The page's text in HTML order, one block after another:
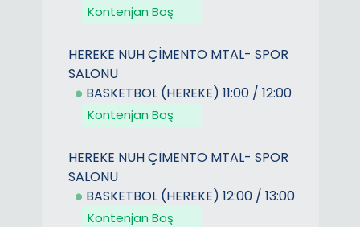
Kontenjan Boş
HEREKE NUH ÇİMENTO MTAL- SPOR
SALONU
BASKETBOL (HEREKE) 11:00 / 12:00
Kontenjan Boş
HEREKE NUH ÇİMENTO MTAL- SPOR
SALONU
BASKETBOL (HEREKE) 12:00 / 13:00
Kontenjan Boş